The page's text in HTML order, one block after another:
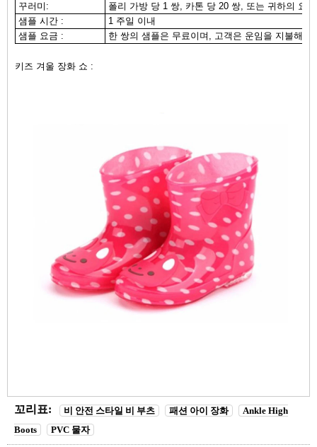
꾸러미:
폴리 가방 당 1 쌍, 카톤 당 20 쌍, 또는 귀하의 요
샘플 시간 :
1 주일 이내
샘플 요금 :
한 쌍의 샘플은 무료이며, 고객은 운임을 지불해야
키즈 겨울 장화 쇼 :
꼬리표: 비 안전 스타일 비 부츠 패션 아이 장화
Ankle High
Boots
PVC 물자